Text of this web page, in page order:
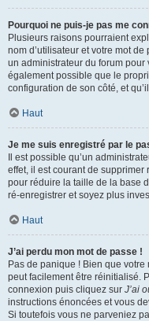
Pourquoi ne puis-je pas me
Plusieurs raisons pourraient
nom d’utilisateur et votre mot
un administrateur du forum pour
également possible que le
configuration de son côté, et
Haut
Je me suis enregistré par le
Il est possible qu’un
effet, il est courant de
pour réduire la taille de la base
ré-enregistrer et soyez plus
Haut
J’ai perdu mon mot de passe !
Pas de panique ! Bien que
peut facilement être réinitialisé.
connexion puis cliquez sur J’ai
instructions énoncées et vous
Si toutefois vous ne parveniez